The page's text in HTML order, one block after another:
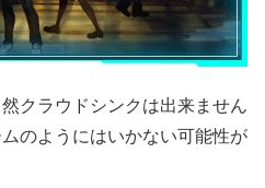
クラウドシンクは出来ません
のようにはいかない可能性が